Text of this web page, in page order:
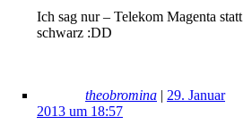
Ich sag nur – Telekom Magenta statt
schwarz :DD
theobromina | 29. Januar
2013 um 18:57